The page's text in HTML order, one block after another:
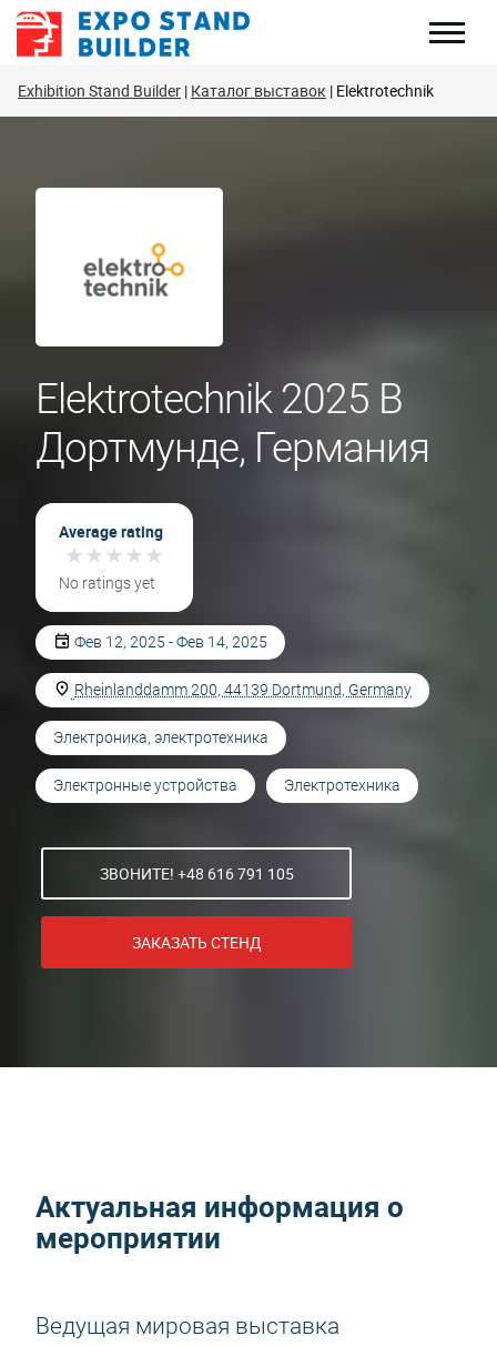
Перейти
Exhibition Stand Builder Каталог выставок Elektrotechnik
Elektrotechnik 2025 В
Дортмунде, Германия
Average rating
★★★★★
★★★★★
No ratings yet
Фев 12, 2025 - Фев 14, 2025
Rheinlanddamm 200, 44139 Dortmund, Germany
Электроника, электротехника
Электронные устройства Электротехника
ЗВОНИТЕ! +48 616 791 105
ЗАКАЗАТЬ СТЕНД
Актуальная информация о
мероприятии
Ведущая мировая выставка